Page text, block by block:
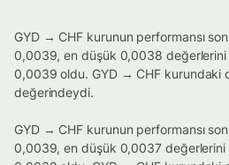
GYD → CHF kurunun performansı
0,0039, en düşük 0,0038
0,0039 oldu. GYD → CHF kurundaki
değerindeydi.
GYD → CHF kurunun performansı
0,0039, en düşük 0,0037